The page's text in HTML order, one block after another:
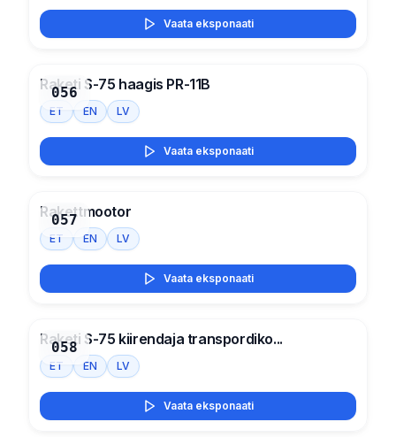
Vaata eksponaati
056
Raketi S-75 haagis PR-11B
ET EN LV
Vaata eksponaati
057
Rakettmootor
ET EN LV
Vaata eksponaati
058
Raketi S-75 kiirendaja transpordiko...
ET EN LV
Vaata eksponaati